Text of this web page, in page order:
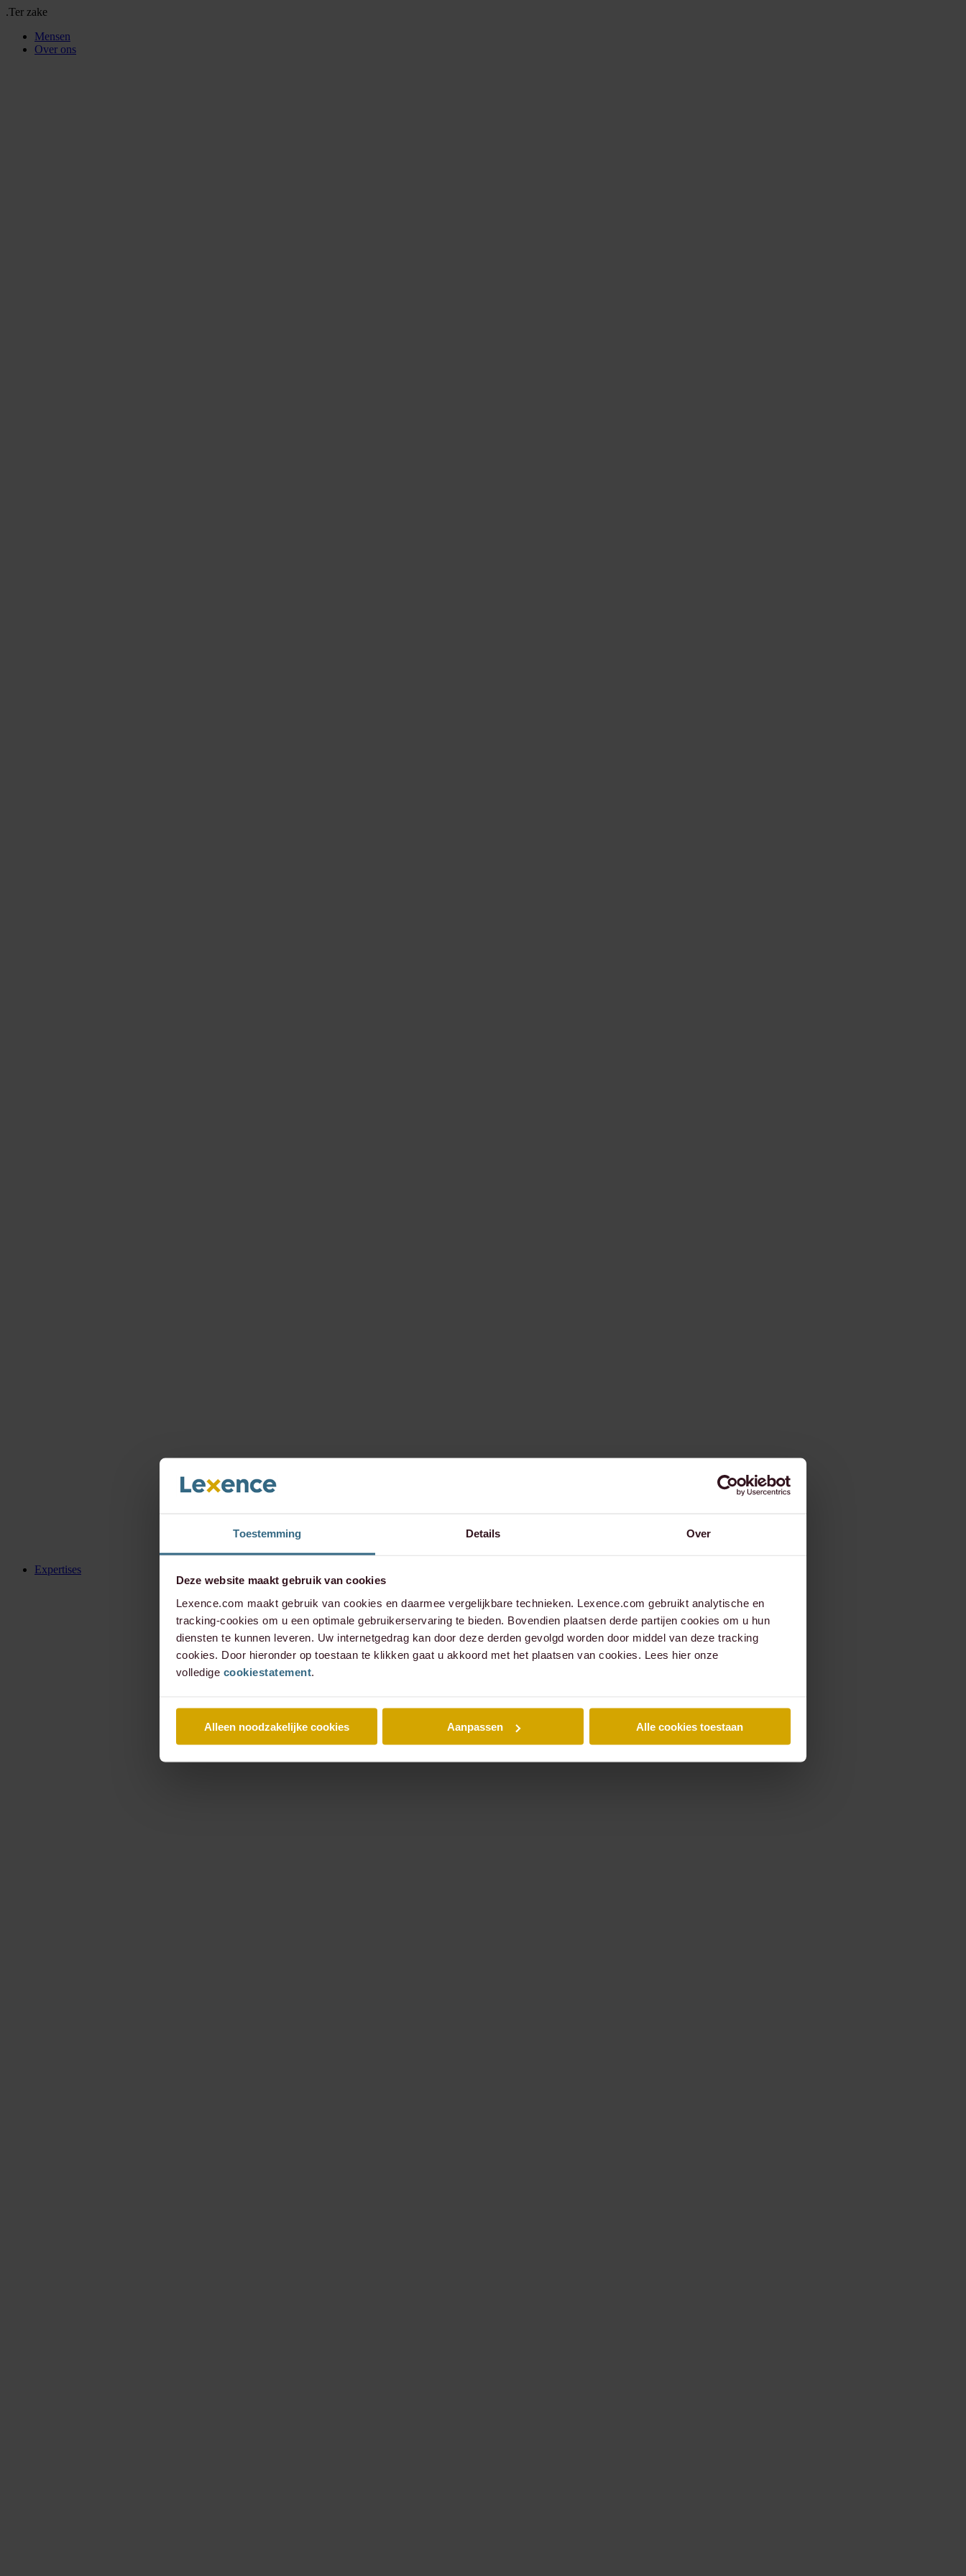
Toestemming Details Over
Deze website maakt gebruik van cookies
Lexence.com maakt gebruik van cookies en daarmee vergelijkbare technieken. Lexence.com gebruikt analytische en
tracking-cookies om u een optimale gebruikerservaring te bieden. Bovendien plaatsen derde partijen cookies om u hun
diensten te kunnen leveren. Uw internetgedrag kan door deze derden gevolgd worden door middel van deze tracking
cookies. Door hieronder op toestaan te klikken gaat u akkoord met het plaatsen van cookies. Lees hier onze
volledige cookiestatement.
Alleen noodzakelijke cookies Aanpassen Alle cookies toestaan
.Ter zake
Mensen
Over ons
Expertises